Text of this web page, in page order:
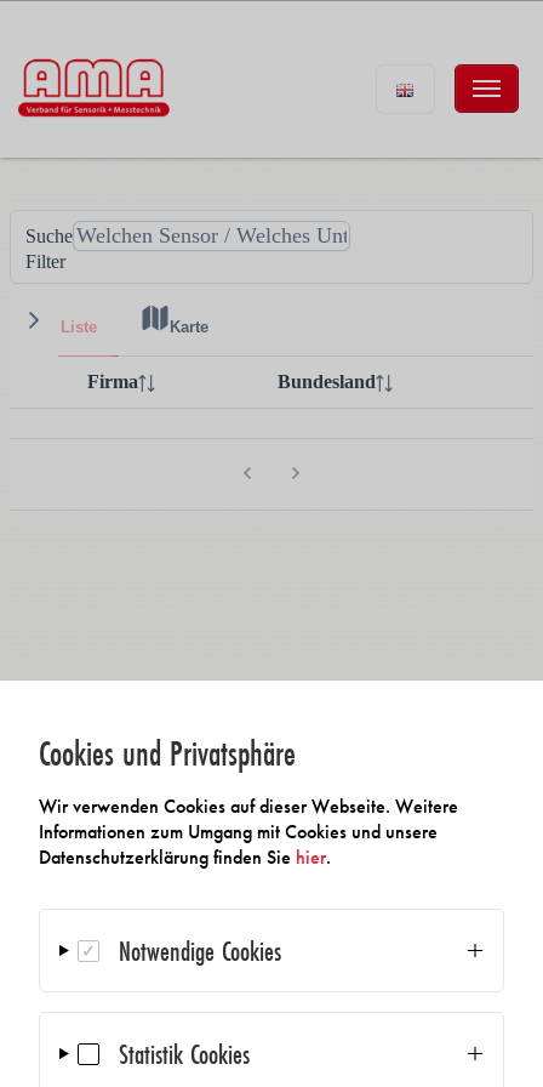
Cookies und Privatsphäre
Wir verwenden Cookies auf dieser Webseite. Weitere
Informationen zum Umgang mit Cookies und unsere
Datenschutzerklärung finden Sie hier.
Notwendige Cookies
Statistik Cookies